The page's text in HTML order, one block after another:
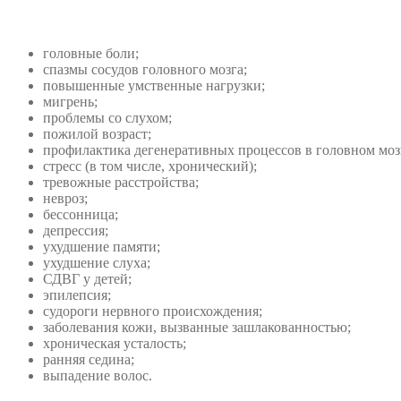
головные боли;
спазмы сосудов головного мозга;
повышенные умственные нагрузки;
мигрень;
проблемы со слухом;
пожилой возраст;
профилактика дегенеративных процессов в головном
стресс (в том числе, хронический);
тревожные расстройства;
невроз;
бессонница;
депрессия;
ухудшение памяти;
ухудшение слуха;
СДВГ у детей;
эпилепсия;
судороги нервного происхождения;
заболевания кожи, вызванные зашлакованностью;
хроническая усталость;
ранняя седина;
выпадение волос.